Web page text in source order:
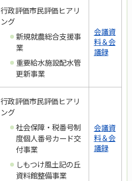
行政評価市民評価ヒアリ
ング
新規就農総合支援事
業
重要給水施設配水管
更新事業
会議資
料＆会
議録
行政評価市民評価ヒアリ
ング
社会保障・税番号制
度個人番号カード交
付事業
しもつけ風土記の丘
資料館整備事業
会議資
料＆会
議録